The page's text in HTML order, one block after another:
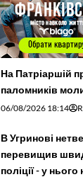
На Патріаршій
паломників
06/08/2026 18:14
В Угринові
перевищив
поліції - у